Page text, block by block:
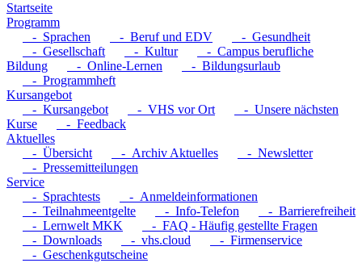
Startseite
Programm
- Sprachen
- Beruf und EDV
- Gesundheit
- Gesellschaft
- Kultur
- Campus berufliche
Bildung
- Online-Lernen
- Bildungsurlaub
- Programmheft
Kursangebot
- Kursangebot
- VHS vor Ort
- Unsere nächsten
Kurse
- Feedback
Aktuelles
- Übersicht
- Archiv Aktuelles
- Newsletter
- Pressemitteilungen
Service
- Sprachtests
- Anmeldeinformationen
- Teilnahmeentgelte
- Info-Telefon
- Barrierefreiheit
- Lernwelt MKK
- FAQ - Häufig gestellte Fragen
- Downloads
- vhs.cloud
- Firmenservice
- Geschenkgutscheine